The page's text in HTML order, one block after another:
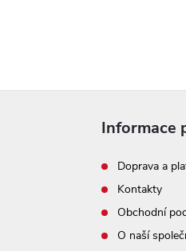
Informace
Doprava a
Kontakty
Obchodní
O naší